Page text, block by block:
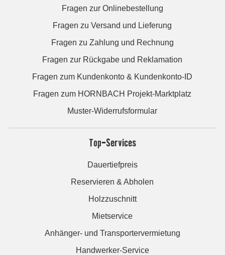
Fragen zur Onlinebestellung
Fragen zu Versand und Lieferung
Fragen zu Zahlung und Rechnung
Fragen zur Rückgabe und Reklamation
Fragen zum Kundenkonto & Kundenkonto-ID
Fragen zum HORNBACH Projekt-Marktplatz
Muster-Widerrufsformular
Top-Services
Dauertiefpreis
Reservieren & Abholen
Holzzuschnitt
Mietservice
Anhänger- und Transportervermietung
Handwerker-Service